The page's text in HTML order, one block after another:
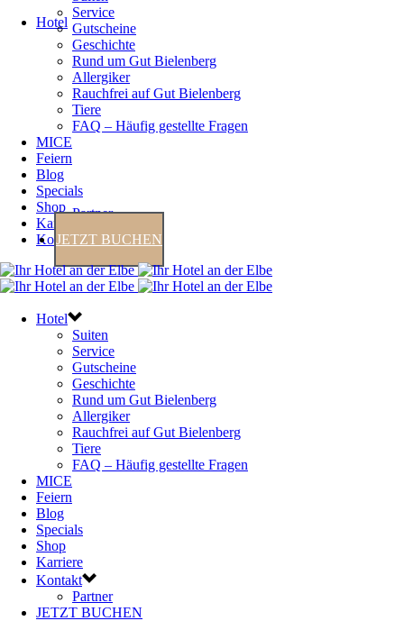
Hotel
Service
Gutscheine
Geschichte
Rund um Gut Bielenberg
Allergiker
Rauchfrei auf Gut Bielenberg
Tiere
FAQ – Häufig gestellte Fragen
MICE
Feiern
Blog
Specials
Shop
Karriere
Kontakt
Partner
JETZT BUCHEN
Hotel
Suiten
Service
Gutscheine
Geschichte
Rund um Gut Bielenberg
Allergiker
Rauchfrei auf Gut Bielenberg
Tiere
FAQ – Häufig gestellte Fragen
MICE
Feiern
Blog
Specials
Shop
Karriere
Kontakt
Partner
JETZT BUCHEN